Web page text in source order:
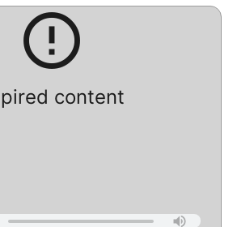
error_outline
content